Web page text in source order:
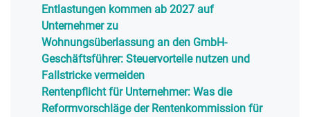
Entlastungen kommen ab 2027 auf
Unternehmer zu
Wohnungsüberlassung an den GmbH-
Geschäftsführer: Steuervorteile nutzen und
Fallstricke vermeiden
Rentenpflicht für Unternehmer: Was die
Reformvorschläge der Rentenkommission für